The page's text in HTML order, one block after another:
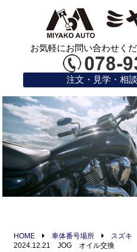
お気軽にお問い合わせく
注文・見学・相
HOME 車体番号場所
スズキ
2024.12.21 JOG オイル交換